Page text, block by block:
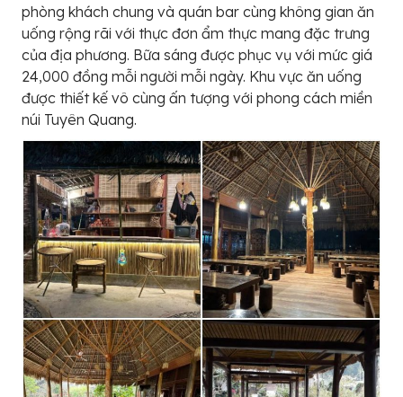
phòng khách chung và quán bar cùng không gian ăn
uống rộng rãi với thực đơn ẩm thực mang đặc trưng
của địa phương. Bữa sáng được phục vụ với mức giá
24,000 đồng mỗi người mỗi ngày. Khu vực ăn uống
được thiết kế vô cùng ấn tượng với phong cách miền
núi Tuyên Quang.